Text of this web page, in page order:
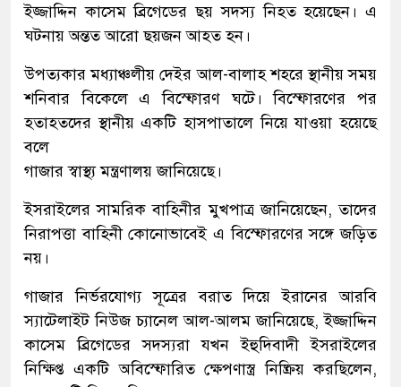
ইজ্জাদ্দিন কাসেম ব্রিগেডের ছয় সদস্য নিহত হয়েছেন। এ
ঘটনায় অন্তত আরো ছয়জন আহত হন।
উপত্যকার মধ্যাঞ্চলীয় দেইর আল-বালাহ শহরে স্থানীয় সময়
শনিবার বিকেলে এ বিস্ফোরণ ঘটে। বিস্ফোরণের পর
হতাহতদের স্থানীয় একটি হাসপাতালে নিয়ে যাওয়া হয়েছে
বলে
গাজার স্বাস্থ্য মন্ত্রণালয় জানিয়েছে।
ইসরাইলের সামরিক বাহিনীর মুখপাত্র জানিয়েছেন, তাদের
নিরাপত্তা বাহিনী কোনোভাবেই এ বিস্ফোরণের সঙ্গে জড়িত
নয়।
গাজার নির্ভরযোগ্য সূত্রের বরাত দিয়ে ইরানের আরবি
স্যাটেলাইট নিউজ চ্যানেল আল-আলম জানিয়েছে, ইজ্জাদ্দিন
কাসেম ব্রিগেডের সদস্যরা যখন ইহুদিবাদী ইসরাইলের
নিক্ষিপ্ত একটি অবিস্ফোরিত ক্ষেপণাস্ত্র নিষ্ক্রিয় করছিলেন,